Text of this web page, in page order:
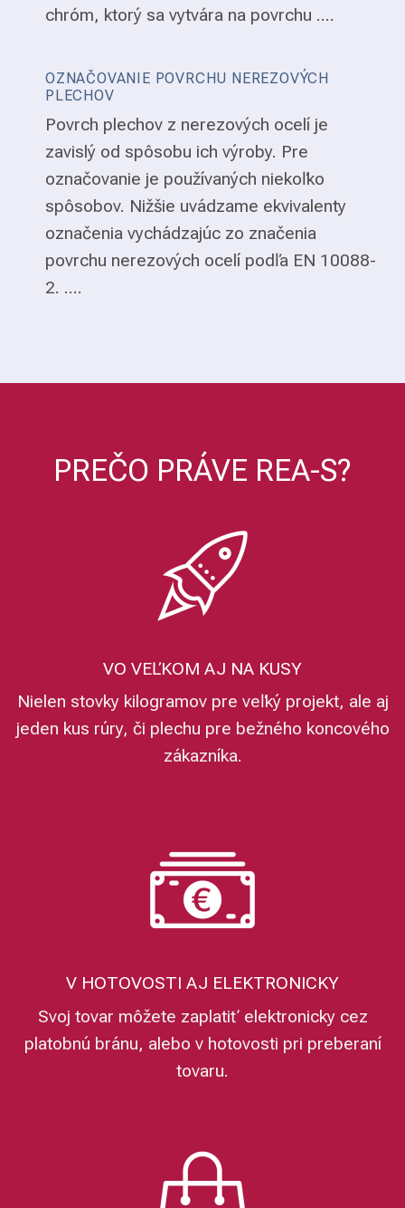
chróm, ktorý sa vytvára na povrchu ....
OZNAČOVANIE POVRCHU NEREZOVÝCH
PLECHOV
Povrch plechov z nerezových ocelí je
zavislý od spôsobu ich výroby. Pre
označovanie je používaných niekoľko
spôsobov. Nižšie uvádzame ekvivalenty
označenia vychádzajúc zo značenia
povrchu nerezových ocelí podľa EN 10088-
2. ....
PREČO PRÁVE REA-S?
VO VEĽKOM AJ NA KUSY
Nielen stovky kilogramov pre veľký projekt, ale aj
jeden kus rúry, či plechu pre bežného koncového
zákazníka.
V HOTOVOSTI AJ ELEKTRONICKY
Svoj tovar môžete zaplatiť elektronicky cez
platobnú bránu, alebo v hotovosti pri preberaní
tovaru.